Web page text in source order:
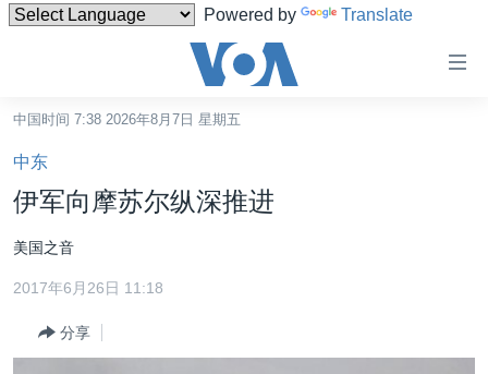
Powered by Translate
碍
链
接
转
内
中国
台湾
港澳
国际
中国时间 7:38 2026年8月7日 星期五
中东
伊军向摩苏尔纵深推进
美国之音
2017年6月26日 11:18
分享